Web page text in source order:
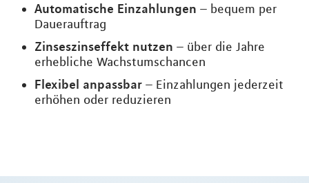
Automatische Einzahlungen – bequem per
Dauerauftrag
Zinseszinseffekt nutzen – über die Jahre
erhebliche Wachstumschancen
Flexibel anpassbar – Einzahlungen jederzeit
erhöhen oder reduzieren